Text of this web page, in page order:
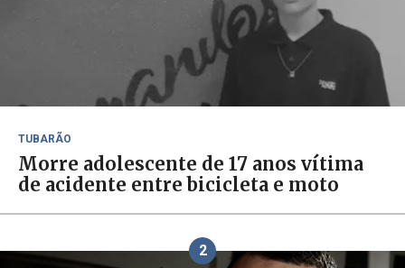
TUBARÃO
Morre adolescente de 17 anos vítima
de acidente entre bicicleta e moto
2